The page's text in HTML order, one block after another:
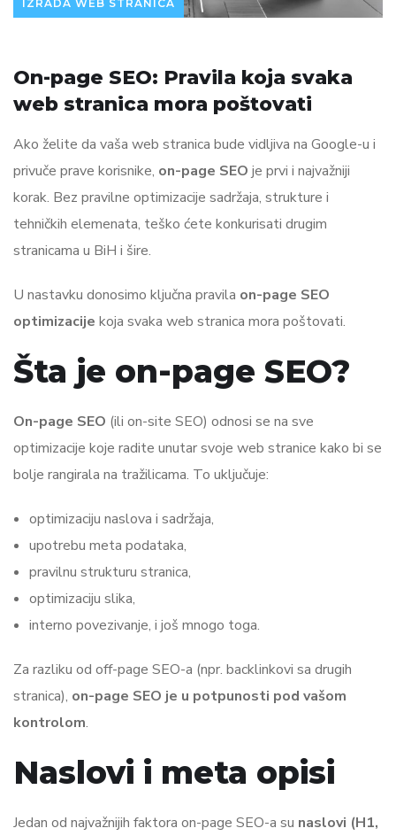
IZRADA WEB STRANICA
On-page SEO: Pravila koja svaka
web stranica mora poštovati
Ako želite da vaša web stranica bude vidljiva na Google-u i
privuče prave korisnike, on-page SEO je prvi i najvažniji
korak. Bez pravilne optimizacije sadržaja, strukture i
tehničkih elemenata, teško ćete konkurisati drugim
stranicama u BiH i šire.
U nastavku donosimo ključna pravila on-page SEO
optimizacije koja svaka web stranica mora poštovati.
Šta je on-page SEO?
On-page SEO (ili on-site SEO) odnosi se na sve
optimizacije koje radite unutar svoje web stranice kako bi se
bolje rangirala na tražilicama. To uključuje:
optimizaciju naslova i sadržaja,
upotrebu meta podataka,
pravilnu strukturu stranica,
optimizaciju slika,
interno povezivanje, i još mnogo toga.
Za razliku od off-page SEO-a (npr. backlinkovi sa drugih
stranica), on-page SEO je u potpunosti pod vašom
kontrolom.
Naslovi i meta opisi
Jedan od najvažnijih faktora on-page SEO-a su naslovi (H1,